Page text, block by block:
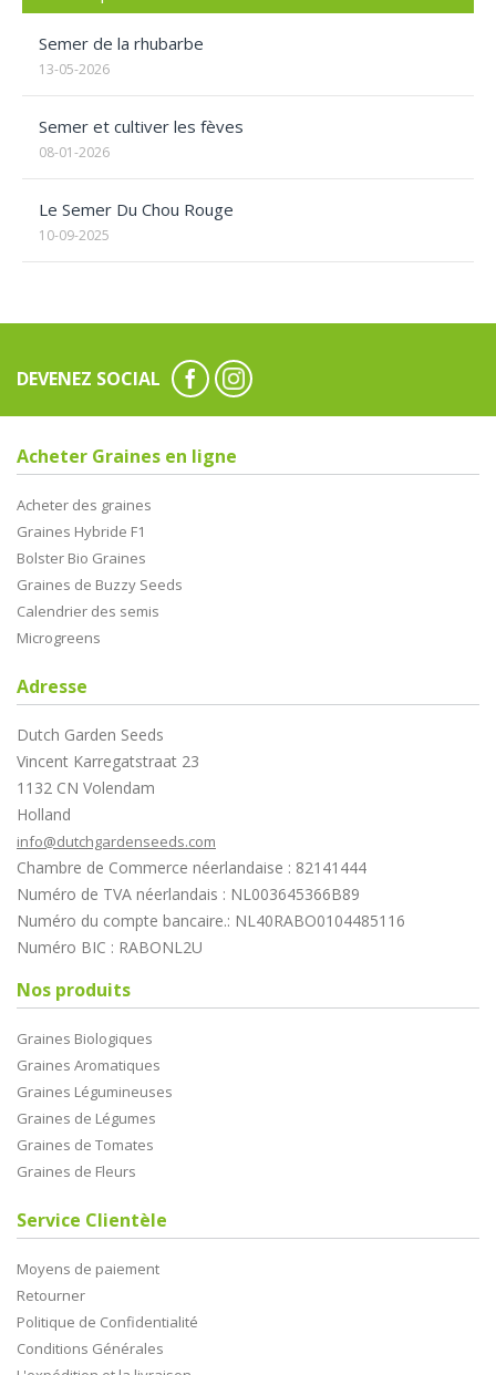
Semer de la rhubarbe
13-05-2026
Semer et cultiver les fèves
08-01-2026
Le Semer Du Chou Rouge
10-09-2025
DEVENEZ SOCIAL
Acheter Graines en ligne
Acheter des graines
Graines Hybride F1
Bolster Bio Graines
Graines de Buzzy Seeds
Calendrier des semis
Microgreens
Adresse
Dutch Garden Seeds
Vincent Karregatstraat 23
1132 CN Volendam
Holland
info@dutchgardenseeds.com
Chambre de Commerce néerlandaise : 82141444
Numéro de TVA néerlandais : NL003645366B89
Numéro du compte bancaire.: NL40RABO0104485116
Numéro BIC : RABONL2U
Nos produits
Graines Biologiques
Graines Aromatiques
Graines Légumineuses
Graines de Légumes
Graines de Tomates
Graines de Fleurs
Service Clientèle
Moyens de paiement
Retourner
Politique de Confidentialité
Conditions Générales